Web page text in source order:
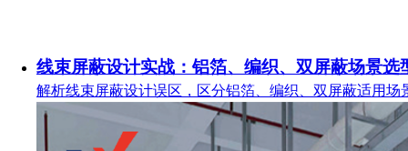
线束屏蔽设计实战：铝箔、编织、双屏蔽场景选
解析线束屏蔽设计误区，区分铝箔、编织、双屏蔽适用